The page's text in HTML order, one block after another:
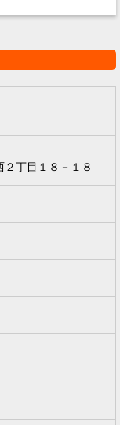
丁目１８－１８